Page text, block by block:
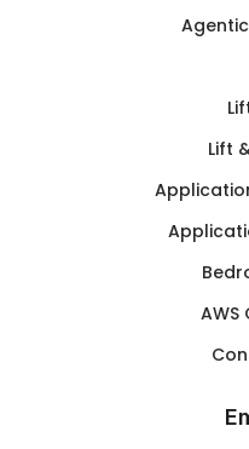
Lift
AWS